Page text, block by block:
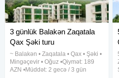
3 günlük Balakən Zaqatala
Qax Şəki turu
~ Balakən • Zaqatala • Qax • Şəki •
Mingəçevir • Oğuz •Qiymət: 189
AZN •Müddət: 2 gecə / 3 gün